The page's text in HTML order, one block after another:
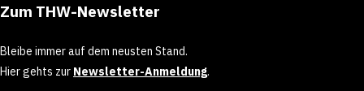
Zum THW-Newsletter
Bleibe immer auf dem neusten Stand.
Hier gehts zur Newsletter-Anmeldung.